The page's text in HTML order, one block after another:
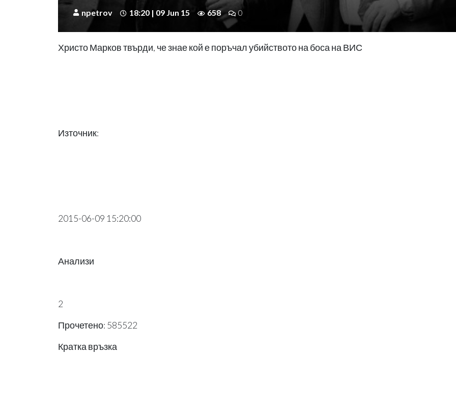
npetrov 18:20 | 09 Jun 15 658 0
Христо Марков твърди, че знае кой е поръчал убийството на боса на ВИС
Източник:
2015-06-09 15:20:00
Анализи
2
Прочетено: 585522
Кратка връзка